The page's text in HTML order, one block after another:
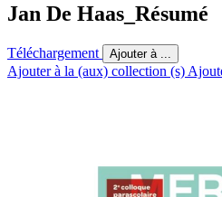
Jan De Haas_Résumé
Téléchargement Ajouter à ...
Ajouter à la (aux) collection (s)